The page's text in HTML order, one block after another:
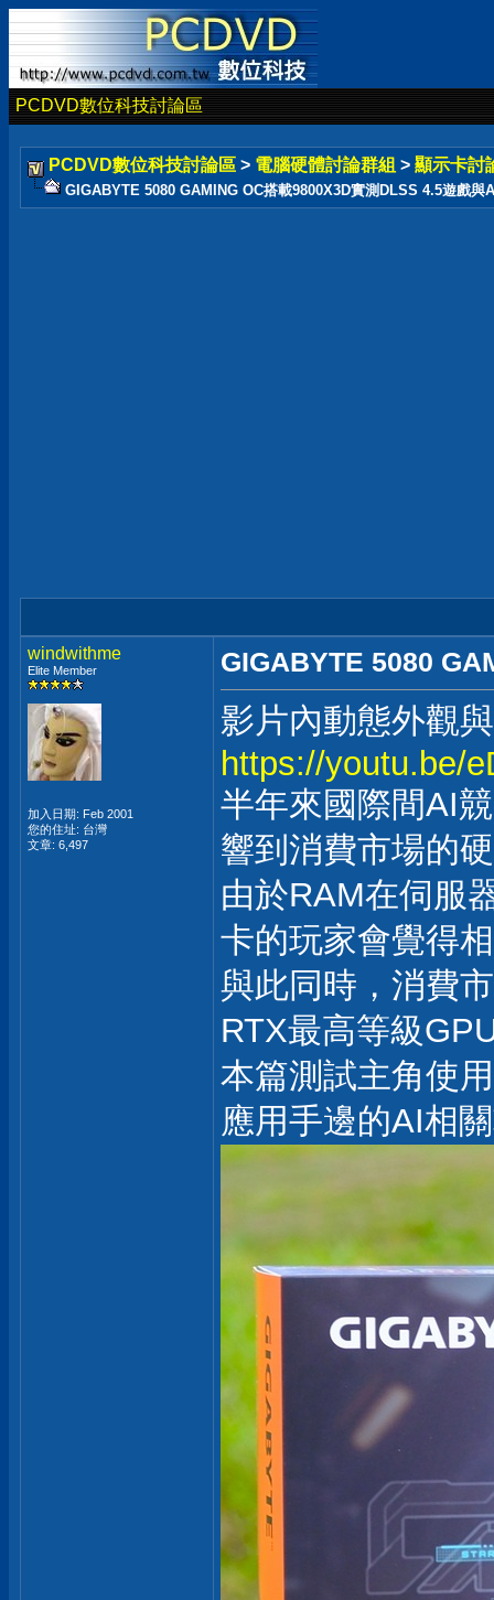
PCDVD數位科技討論區
PCDVD數位科技討論區 > 電腦硬體討論群組 > 顯示卡討
GIGABYTE 5080 GAMING OC搭載9800X3D實測DLSS 4.5遊戲與
windwithme
Elite Member
加入日期: Feb 2001
您的住址: 台灣
文章: 6,497
GIGABYTE 5080
影片內動態外觀
https://youtu.be/
半年來國際間AI
響到消費市場的
由於RAM在伺服
卡的玩家會覺得
與此同時，消費
RTX最高等級
本篇測試主角使
應用手邊的AI相